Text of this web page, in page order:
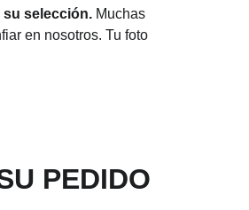
su selección. Muchas
en nosotros. Tu foto
PEDIDO